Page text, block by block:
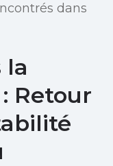
dans
la
Retour